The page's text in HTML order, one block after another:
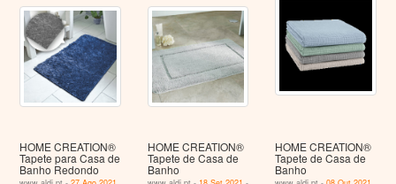
HOME CREATION®
Tapete para Casa de
Banho Redondo
HOME CREATION®
Tapete de Casa de
Banho
HOME CREATION®
Tapete de Casa de
Banho